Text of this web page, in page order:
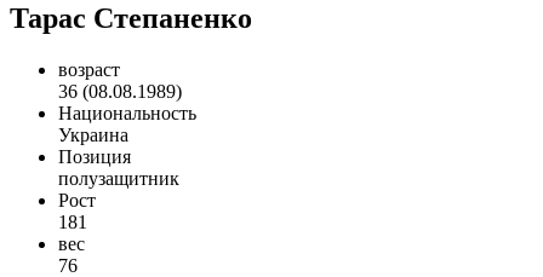
Тарас Степаненко
возраст
36 (08.08.1989)
Национальность
Украина
Позиция
полузащитник
Рост
181
вес
76